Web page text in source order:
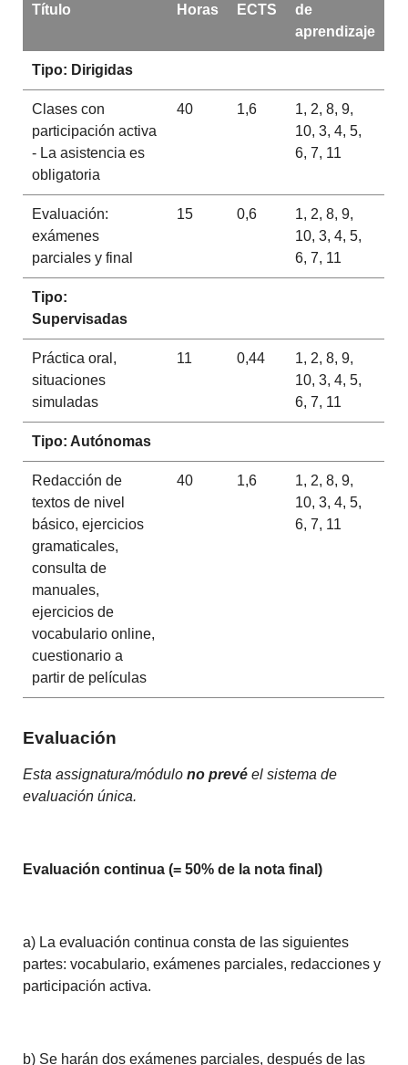
Título Horas ECTS
de
aprendizaje
Tipo: Dirigidas
Clases con
participación activa
- La asistencia es
obligatoria
40 1,6
1, 2, 8, 9,
10, 3, 4, 5,
6, 7, 11
Evaluación:
exámenes
parciales y final
15 0,6
1, 2, 8, 9,
10, 3, 4, 5,
6, 7, 11
Tipo:
Supervisadas
Práctica oral,
situaciones
simuladas
11 0,44
1, 2, 8, 9,
10, 3, 4, 5,
6, 7, 11
Tipo: Autónomas
Redacción de
textos de nivel
básico, ejercicios
gramaticales,
consulta de
manuales,
ejercicios de
vocabulario online,
cuestionario a
partir de películas
40 1,6
1, 2, 8, 9,
10, 3, 4, 5,
6, 7, 11
Evaluación
Esta assignatura/módulono prevé el sistema de
evaluación única.
Evaluación continua (= 50% de la nota final)
a) La evaluación continua consta de las siguientes
partes: vocabulario, exámenes parciales, redacciones y
participación activa.
b) Se harán dos exámenes parciales, después de las